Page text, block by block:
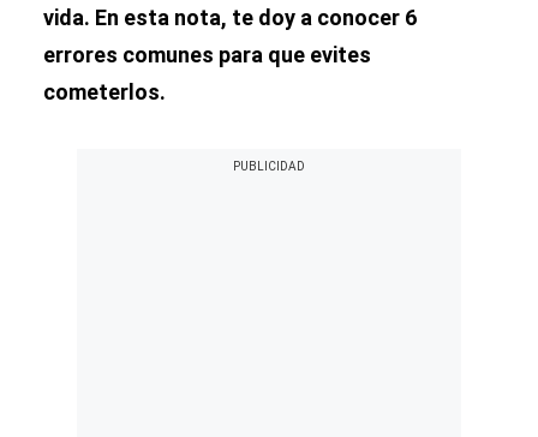
vida. En esta nota, te doy a conocer 6
errores comunes para que evites
cometerlos.